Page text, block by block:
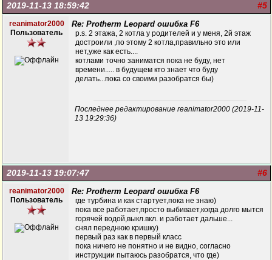
#5
2019-11-13 18:59:42
reanimator2000
Пользователь
Re: Protherm Leopard ошибка F6
p.s. 2 этажа, 2 котла у родителей и у меня, 2й этаж
достроили ,по этому 2 котла,правильно это или
нет,уже как есть....
котлами точно заниматся пока не буду, нет
времени..... в будущем кто знает что буду
делать...пока со своими разобратся бы)
Последнее редактирование reanimator2000 (2019-11-
13 19:29:36)
#6
2019-11-13 19:07:47
reanimator2000
Пользователь
Re: Protherm Leopard ошибка F6
где турбина и как стартует,пока не знаю)
пока все работает,просто выбивает,когда долго мытся
горячей водой,выкл.вкл. и работает дальше...
снял переднюю кришку)
первый раз как в первый класс
пока ничего не понятно и не видно, согласно
инструкции пытаюсь разобратся, что где)